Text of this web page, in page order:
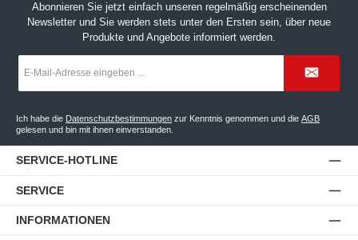
Abonnieren Sie jetzt einfach unseren regelmäßig erscheinenden
Newsletter und Sie werden stets unter den Ersten sein, über neue
Produkte und Angebote informiert werden.
Mail-
*
Ich habe die Datenschutzbestimmungen zur Kenntnis genommen und die AGB
gelesen und bin mit ihnen einverstanden.
SERVICE-HOTLINE
SERVICE
INFORMATIONEN